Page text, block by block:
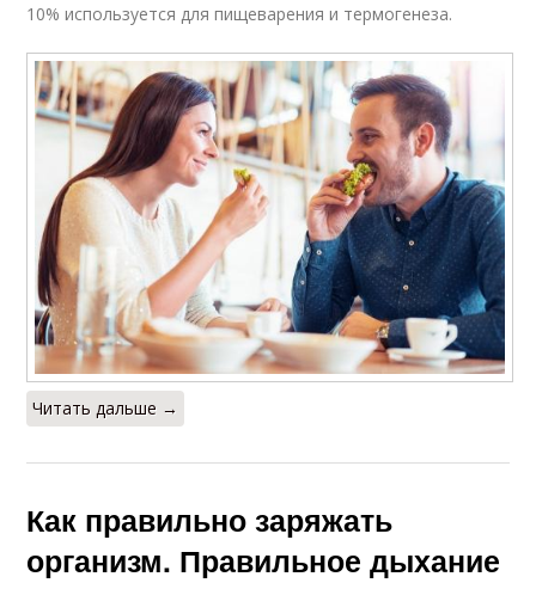
10% используется для пищеварения и термогенеза.
Читать дальше →
Как правильно заряжать
организм. Правильное дыхание